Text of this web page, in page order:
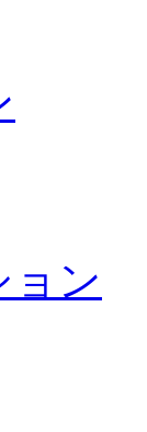
ョン